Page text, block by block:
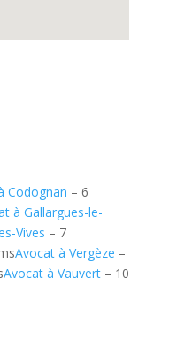
Codognan – 6
à Gallargues-le-
Vives – 7
Avocat à Vergèze –
Avocat à Vauvert– 10